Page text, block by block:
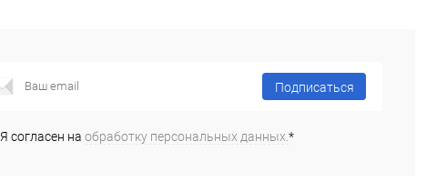
Подписаться
Я согласен на обработку персональных данных. *